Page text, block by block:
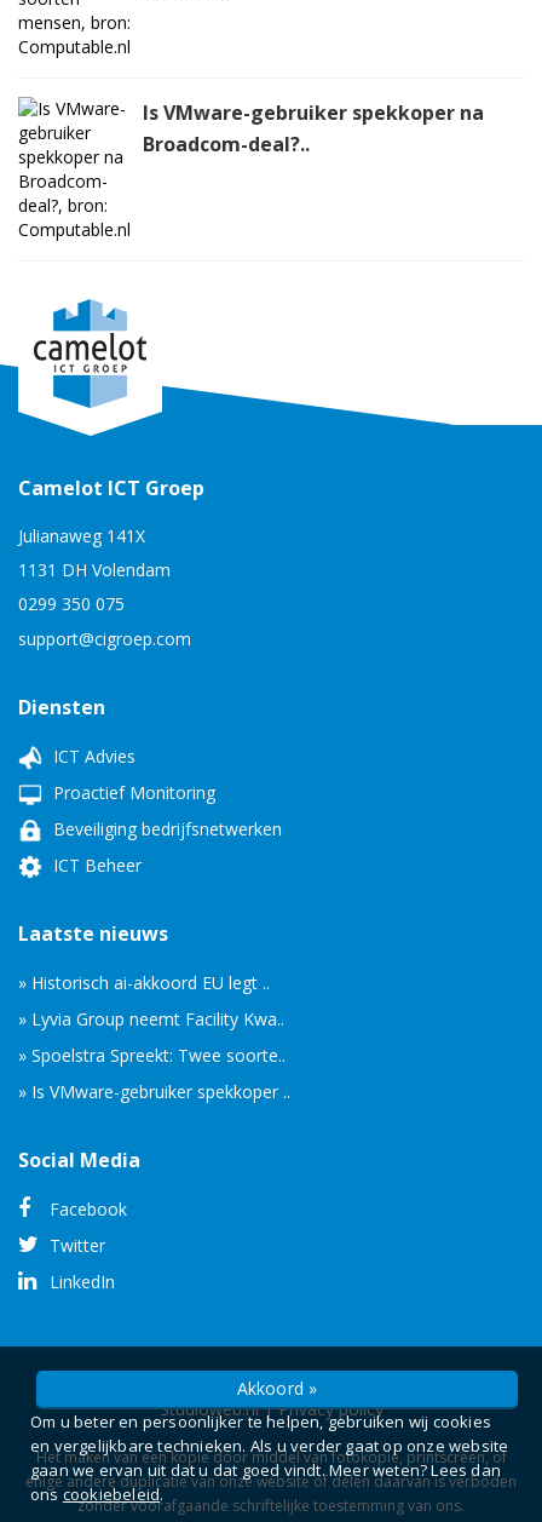
Is VMware-gebruiker spekkoper na
Broadcom-deal?..
Camelot ICT Groep
Julianaweg 141X
1131 DH Volendam
0299 350 075
support@cigroep.com
Diensten
ICT Advies
Proactief Monitoring
Beveiliging bedrijfsnetwerken
ICT Beheer
Laatste nieuws
» Historisch ai-akkoord EU legt ..
» Lyvia Group neemt Facility Kwa..
» Spoelstra Spreekt: Twee soorte..
» Is VMware-gebruiker spekkoper ..
Social Media
Facebook
Twitter
LinkedIn
Camelot ICT Groep
Studioweb.nl|Privacy policy
Het maken van een kopie door middel van fotokopie, printscreen, of
enige andere duplicatie van onze website of delen daarvan is verboden
zonder voorafgaande schriftelijke toestemming van ons.
Akkoord »
Om u beter en persoonlijker te helpen, gebruiken wij cookies
en vergelijkbare technieken. Als u verder gaat op onze website
gaan we ervan uit dat u dat goed vindt. Meer weten? Lees dan
onscookiebeleid.